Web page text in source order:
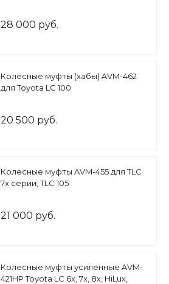
28 000 руб.
Колесные муфты (хабы) AVM-462
для Toyota LC 100
20 500 руб.
Колесные муфты AVM-455 для TLC
7x серии, TLC 105
21 000 руб.
Колесные муфты усиленные AVM-
421HP Toyota LC 6x, 7x, 8x, HiLux,